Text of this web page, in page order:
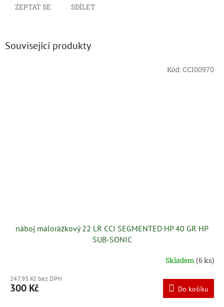
ZEPTAT SE SDÍLET
Související produkty
náboj malorážkový 22 LR CCI SEGMENTED HP 40 GR HP
SUB-SONIC
Skladem (6 ks)
247,93 Kč bez DPH
300 Kč Do košíku
Kód:CCI00970